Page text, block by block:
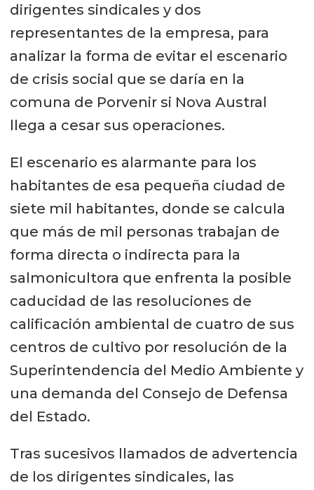
dirigentes sindicales y dos
representantes de la empresa, para
analizar la forma de evitar el escenario
de crisis social que se daría en la
comuna de Porvenir si Nova Austral
llega a cesar sus operaciones.
El escenario es alarmante para los
habitantes de esa pequeña ciudad de
siete mil habitantes, donde se calcula
que más de mil personas trabajan de
forma directa o indirecta para la
salmonicultora que enfrenta la posible
caducidad de las resoluciones de
calificación ambiental de cuatro de sus
centros de cultivo por resolución de la
Superintendencia del Medio Ambiente y
una demanda del Consejo de Defensa
del Estado.
Tras sucesivos llamados de advertencia
de los dirigentes sindicales, las